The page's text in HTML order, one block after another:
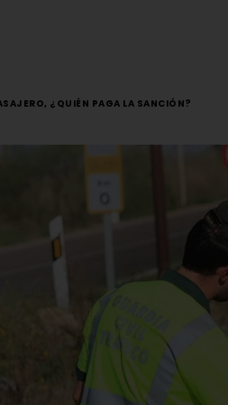
¿QUIÉN PAGA LA SANCIÓN?